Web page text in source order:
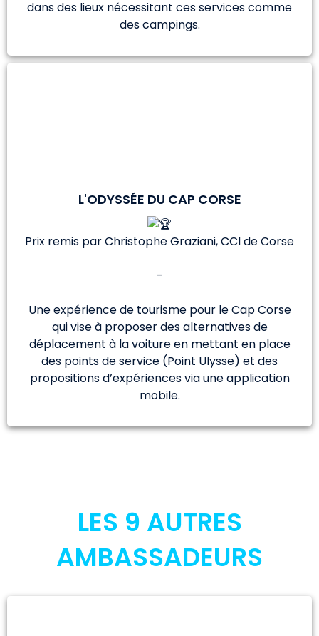
dans des lieux nécessitant ces services comme
des campings.
L'ODYSSÉE DU CAP CORSE
Prix remis par Christophe Graziani, CCI de Corse
-
Une expérience de tourisme pour le Cap Corse
qui vise à proposer des alternatives de
déplacement à la voiture en mettant en place
des points de service (Point Ulysse) et des
propositions d’expériences via une application
mobile.
LES 9 AUTRES
AMBASSADEURS